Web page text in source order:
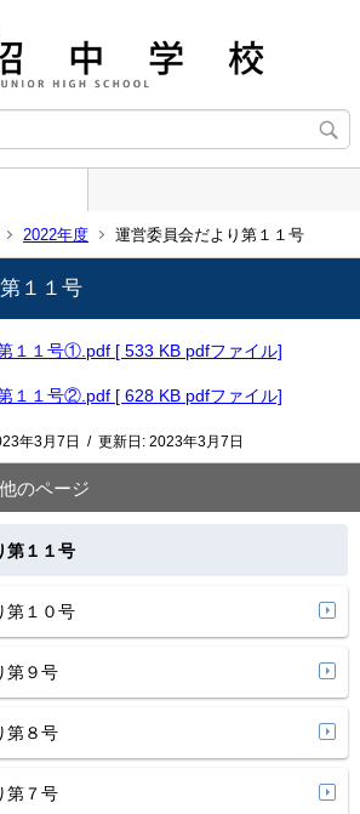
2022年度 運営委員会だより第１１号
１１号
１１号①.pdf [ 533 KB pdfファイル]
１１号②.pdf [ 628 KB pdfファイル]
年3月7日 / 更新日: 2023年3月7日
のページ
第１１号
第１０号
第９号
第８号
第７号